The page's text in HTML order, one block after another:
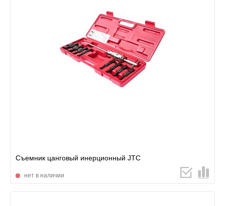
Съемник цанговый инерционный JTC
нет в наличии